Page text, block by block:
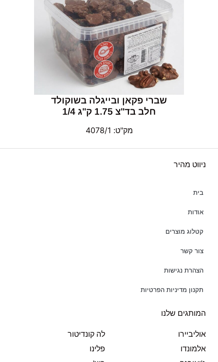
שברי פקאן ובייגלה בשוקולד
חלב בד"צ 1.75 ק"ג 1/4
מק"ט: 4078/1
ניווט מהיר
בית
אודות
קטלוג מוצרים
צור קשר
הצהרת נגישות
תקנון מדיניות הפרטיות
המותגים שלנו
אוליביירו
אלמונדו
לה קונדיטור
פלינו